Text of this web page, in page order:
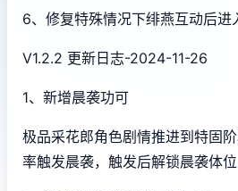
6、修复特殊情况下绯燕互动后进
V1.2.2 更新日志-2024-11-26
1、新增晨袭功可
极品采花郎角色剧情推进到特固
率触发晨袭，触发后解锁晨袭体位